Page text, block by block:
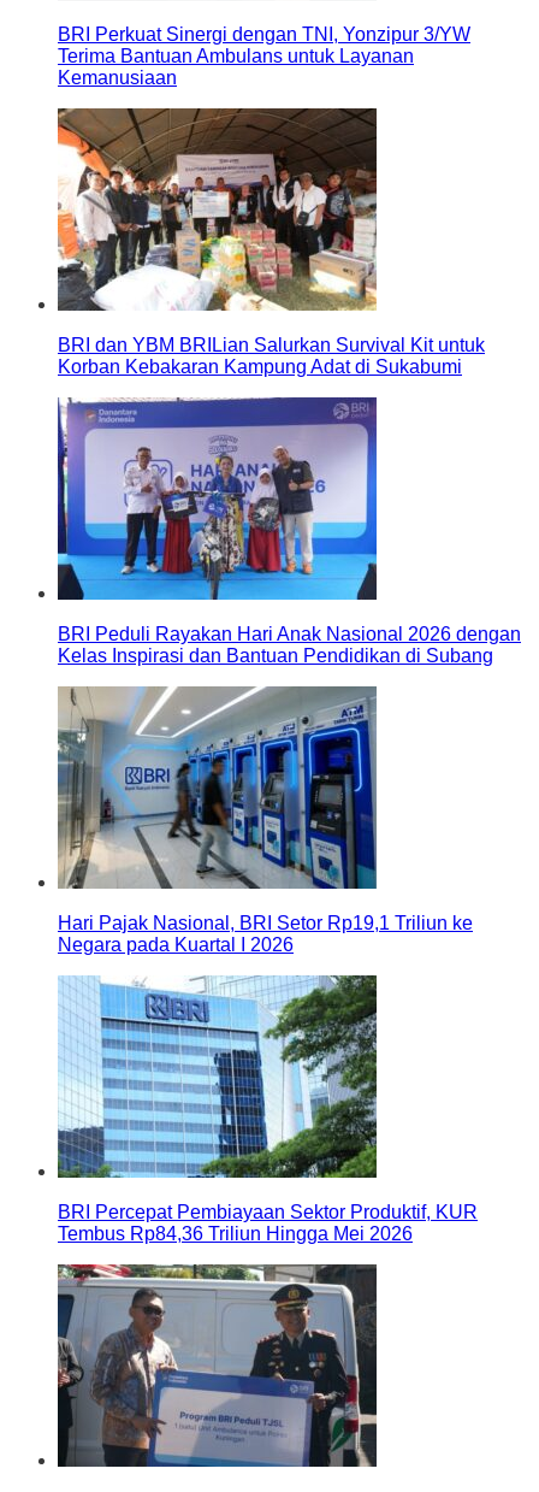
BRI Perkuat Sinergi dengan TNI, Yonzipur 3/YW
Terima Bantuan Ambulans untuk Layanan
Kemanusiaan
BRI dan YBM BRILian Salurkan Survival Kit untuk
Korban Kebakaran Kampung Adat di Sukabumi
BRI Peduli Rayakan Hari Anak Nasional 2026 dengan
Kelas Inspirasi dan Bantuan Pendidikan di Subang
Hari Pajak Nasional, BRI Setor Rp19,1 Triliun ke
Negara pada Kuartal I 2026
BRI Percepat Pembiayaan Sektor Produktif, KUR
Tembus Rp84,36 Triliun Hingga Mei 2026